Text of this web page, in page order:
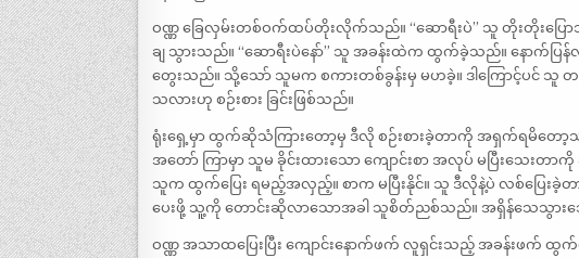
ဝဏ္ဏ ခြေလှမ်းတစ်ဝက်ထပ်တိုးလိုက်သည်။ “ဆောရီးပဲ” သူ တိုးတိုးပြော
ချ သွားသည်။ “ဆောရီးပဲနော်” သူ အခန်းထဲက ထွက်ခဲ့သည်။ နောက်
တွေးသည်။ သို့သော် သူမက စကားတစ်ခွန်းမှ မဟခဲ့။ ဒါကြောင့်ပင်
သလားဟု စဉ်းစား ခြင်းဖြစ်သည်။
ရုံးရှေ့မှာ ထွက်ဆိုသံကြားတော့မှ ဒီလို စဉ်းစားခဲ့တာကို အရှက်ရမိတော့
အတော် ကြာမှာ သူမ ခိုင်းထားသော ကျောင်းစာ အလုပ် မပြီးသေး
သူက ထွက်ပြေး ရမည့်အလှည့်။ စာက မပြီးနိုင်။ သူ ဒီလိုနဲ့ပဲ လစ်ပြေးခဲ့တ
ပေးဖို့ သူ့ကို တောင်းဆိုလာသောအခါ သူစိတ်ညစ်သည်။ အရှိန်သေသွား
ဝဏ္ဏ အသာထပြေးပြီး ကျောင်းနောက်ဖက် လူရှင်းသည့် အခန်းဖ